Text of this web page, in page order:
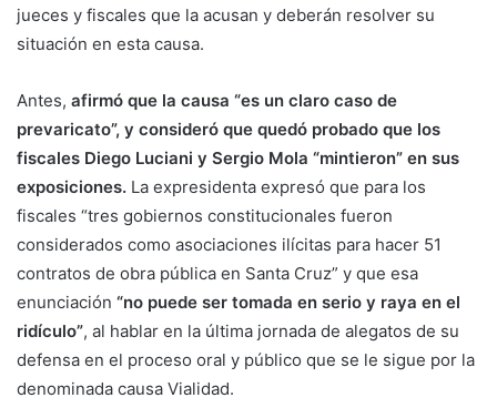
jueces y fiscales que la acusan y deberán resolver su
situación en esta causa.
Antes, afirmó que la causa “es un claro caso de
prevaricato”, y consideró que quedó probado que los
fiscales Diego Luciani y Sergio Mola “mintieron” en sus
exposiciones. La expresidenta expresó que para los
fiscales “tres gobiernos constitucionales fueron
considerados como asociaciones ilícitas para hacer 51
contratos de obra pública en Santa Cruz” y que esa
enunciación “no puede ser tomada en serio y raya en el
ridículo”, al hablar en la última jornada de alegatos de su
defensa en el proceso oral y público que se le sigue por la
denominada causa Vialidad.